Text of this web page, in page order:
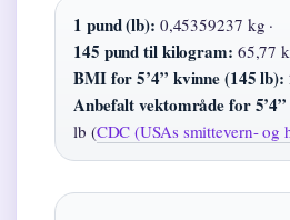
1 pund (lb): 0,45359237 kg ·
145 pund til kilogram: 65,77
BMI for 5’4” kvinne (145 lb):
Anbefalt vektområde for
lb (CDC (USAs smittevern- og